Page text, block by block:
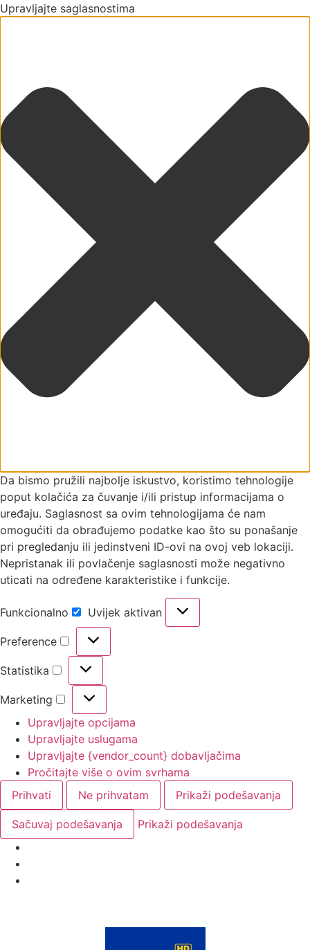
Upravljajte saglasnostima
Da bismo pružili najbolje iskustvo, koristimo tehnologije
poput kolačića za čuvanje i/ili pristup informacijama o
uređaju. Saglasnost sa ovim tehnologijama će nam
omogućiti da obrađujemo podatke kao što su ponašanje
pri pregledanju ili jedinstveni ID-ovi na ovoj veb lokaciji.
Nepristanak ili povlačenje saglasnosti može negativno
uticati na određene karakteristike i funkcije.
Funkcionalno Uvijek aktivan
Preference
Statistika
Marketing
Upravljajte opcijama
Upravljajte uslugama
Upravljajte {vendor_count} dobavljačima
Pročitajte više o ovim svrhama
Prihvati
Ne prihvatam Prikaži podešavanja
Sačuvaj podešavanja Prikaži podešavanja